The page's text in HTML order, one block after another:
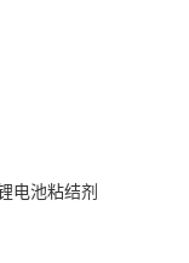
电池粘结剂